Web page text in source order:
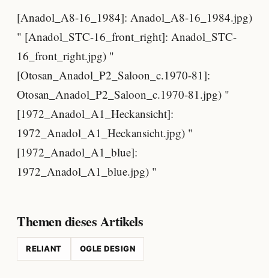
[Anadol_A8-16_1984]: Anadol_A8-16_1984.jpg)
" [Anadol_STC-16_front_right]: Anadol_STC-
16_front_right.jpg) "
[Otosan_Anadol_P2_Saloon_c.1970-81]:
Otosan_Anadol_P2_Saloon_c.1970-81.jpg) "
[1972_Anadol_A1_Heckansicht]:
1972_Anadol_A1_Heckansicht.jpg) "
[1972_Anadol_A1_blue]:
1972_Anadol_A1_blue.jpg) "
Themen dieses Artikels
RELIANT OGLE DESIGN